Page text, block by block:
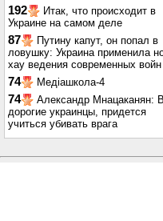
192
Итак, что происходит в
Украине на самом деле
87
Путину капут, он попал в
ловушку: Украина применила
хау ведения современных войн
74 Медіашкола-4
74
Александр Мнацаканян:
дорогие украинцы, придется
учиться убивать врага